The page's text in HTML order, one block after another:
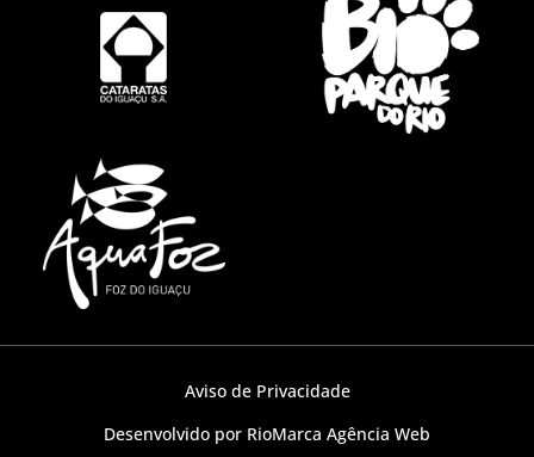
Aviso de Privacidade
Desenvolvido por RioMarca Agência Web